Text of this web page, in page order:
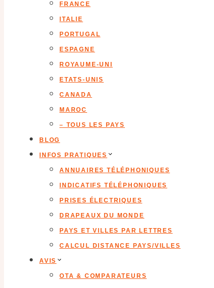
FRANCE
ITALIE
PORTUGAL
ESPAGNE
ROYAUME-UNI
ETATS-UNIS
CANADA
MAROC
– TOUS LES PAYS
BLOG
INFOS PRATIQUES
ANNUAIRES TÉLÉPHONIQUES
INDICATIFS TÉLÉPHONIQUES
PRISES ÉLECTRIQUES
DRAPEAUX DU MONDE
PAYS ET VILLES PAR LETTRES
CALCUL DISTANCE PAYS/VILLES
AVIS
OTA & COMPARATEURS